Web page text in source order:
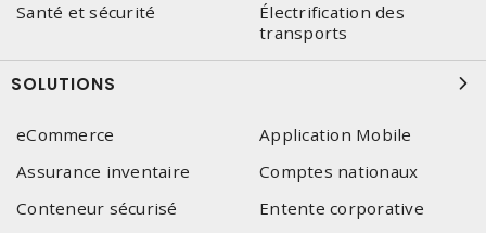
Santé et sécurité
Électrification des
transports
SOLUTIONS
eCommerce
Application Mobile
Assurance inventaire
Comptes nationaux
Conteneur sécurisé
Entente corporative